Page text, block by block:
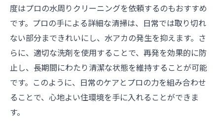
度はプロの水周りクリーニングを依頼するのもおすすめ
です。プロの手による詳細な清掃は、日常では取り切れ
ない部分まできれいにし、水アカの発生を抑えます。さ
らに、適切な洗剤を使用することで、再発を効果的に防
止し、長期間にわたり清潔な状態を維持することが可能
です。このように、日常のケアとプロの力を組み合わせ
ることで、心地よい住環境を手に入れることができま
す。